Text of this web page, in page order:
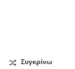
Συγκρίνω